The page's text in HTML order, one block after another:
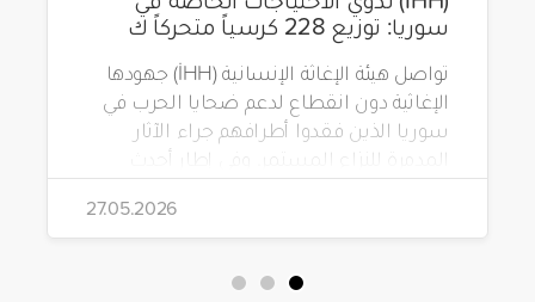
سوريا: توزيع 228 كرسياً متحركاً ك
تواصل هيئة الإغاثة الإنسانية (İHH) جهودها
الإغاثية دون انقطاع لدعم ضحايا الحرب في
سوريا الذين فقدوا أطرافهم جراء الآثار
المدمرة للنزاع المستمر. وفي إطار أحدث
مشاريعها، قامت الهيئة بتوزيع 228 كرسياً
متحركاً كهربائياً على أشخاص من ذوي
الاحتياجات الخاصة يعيشون في ظروف
قاسية بمناطق دمشق، وحلب، وحماة،
27.05.2026